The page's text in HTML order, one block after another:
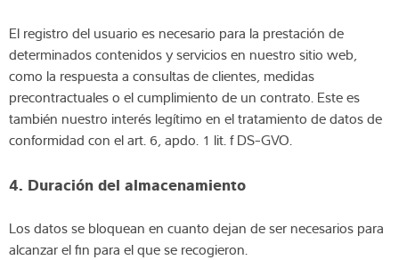
El registro del usuario es necesario para la prestación de
determinados contenidos y servicios en nuestro sitio web,
como la respuesta a consultas de clientes, medidas
precontractuales o el cumplimiento de un contrato. Este es
también nuestro interés legítimo en el tratamiento de datos de
conformidad con el art. 6, apdo. 1 lit. f DS-GVO.
4. Duración del almacenamiento
Los datos se bloquean en cuanto dejan de ser necesarios para
alcanzar el fin para el que se recogieron.